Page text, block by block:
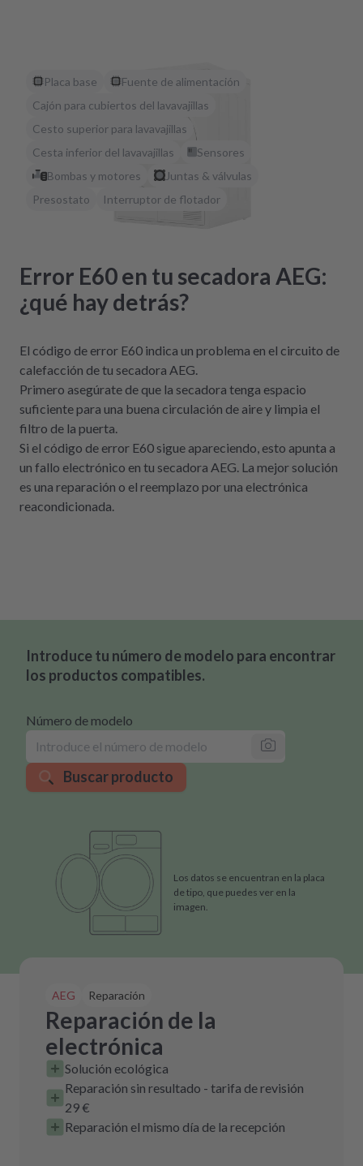
Placa base
Fuente de alimentación
Cajón para cubiertos del lavavajillas
Cesto superior para lavavajillas
Cesta inferior del lavavajillas
Sensores
Bombas y motores
Juntas & válvulas
Presostato
Interruptor de flotador
Error E60 en tu secadora AEG:
¿qué hay detrás?
El código de error E60 indica un problema en el circuito de
calefacción de tu secadora AEG.
Primero asegúrate de que la secadora tenga espacio
suficiente para una buena circulación de aire y limpia el
filtro de la puerta.
Si el código de error E60 sigue apareciendo, esto apunta a
un fallo electrónico en tu secadora AEG. La mejor solución
es una reparación o el reemplazo por una electrónica
reacondicionada.
Introduce tu número de modelo para encontrar
los productos compatibles.
Número de modelo
Buscar producto
Los datos se encuentran en la placa
de tipo, que puedes ver en la
imagen.
AEG Reparación
Reparación de la
electrónica
Solución ecológica
Reparación sin resultado - tarifa de revisión
29 €
Reparación el mismo día de la recepción